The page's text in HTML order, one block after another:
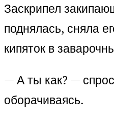
Заскрипел
поднялась, сняла
кипяток в
— А ты как? —
оборачиваясь.